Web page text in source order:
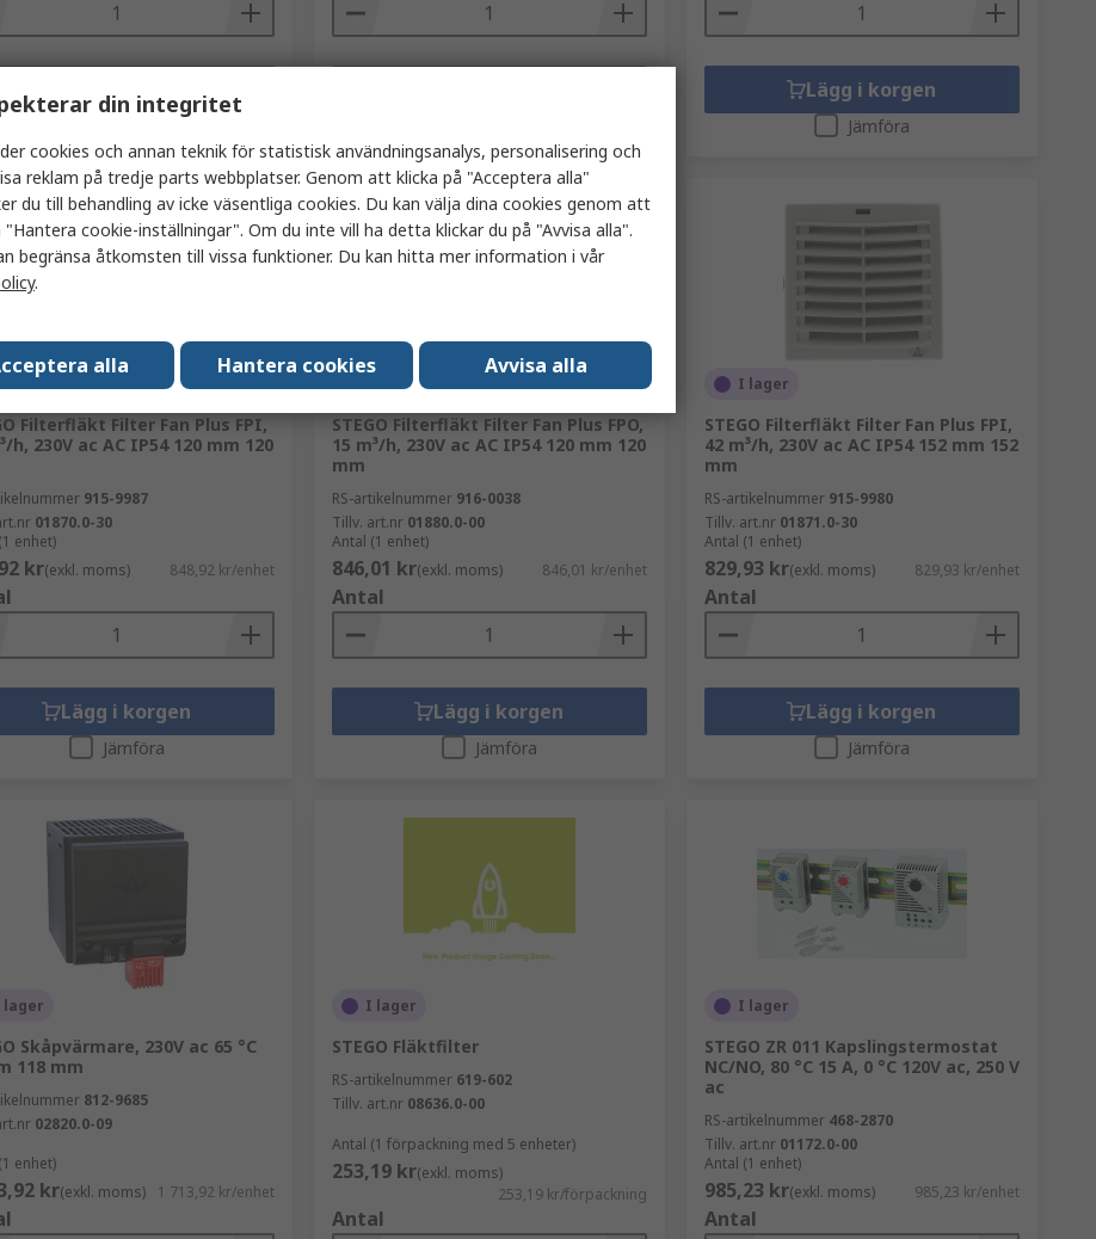
Lägg i korgen Lägg i korgen
Jämföra
I lager
Filterfläkt Filter Fan Plus FPI,
h, 230V ac AC IP54 120 mm 120
915-9987
01870.0-30
enhet)
kr(exkl. moms) 848,92 kr/enhet
Lägg i korgen
Jämföra
I lager
STEGO Filterfläkt Filter Fan Plus FPO,
15 m³/h, 230V ac AC IP54 120 mm 120
mm
RS-artikelnummer 916-0038
Tillv. art.nr 01880.0-00
Antal (1 enhet)
846,01 kr(exkl. moms) 846,01 kr/enhet
Antal
Lägg i korgen
Jämföra
I lager
STEGO Filterfläkt Filter Fan Plus FPI,
42 m³/h, 230V ac AC IP54 152 mm 152
mm
RS-artikelnummer 915-9980
Tillv. art.nr 01871.0-30
Antal (1 enhet)
829,93 kr(exkl. moms) 829,93 kr/enhet
Antal
Lägg i korgen
Jämföra
lager
Skåpvärmare, 230V ac 65 °C
118 mm
812-9685
02820.0-09
enhet)
kr(exkl. moms) 1 713,92 kr/enhet
I lager
STEGO Fläktfilter
RS-artikelnummer 619-602
Tillv. art.nr 08636.0-00
Antal (1 förpackning med 5 enheter)
253,19 kr(exkl. moms)
253,19 kr/förpackning
Antal
I lager
STEGO ZR 011 Kapslingstermostat
NC/NO, 80 °C 15 A, 0 °C 120V ac, 250 V
ac
RS-artikelnummer 468-2870
Tillv. art.nr 01172.0-00
Antal (1 enhet)
985,23 kr(exkl. moms) 985,23 kr/enhet
Antal
din integritet
cookies och annan teknik för statistisk användningsanalys, personalisering och
reklam på tredje parts webbplatser. Genom att klicka på "Acceptera alla"
du till behandling av icke väsentliga cookies. Du kan välja dina cookies genom att
"Hantera cookie-inställningar". Om du inte vill ha detta klickar du på "Avvisa alla".
begränsa åtkomsten till vissa funktioner. Du kan hitta mer information i vår
.
alla Hantera cookies Avvisa alla